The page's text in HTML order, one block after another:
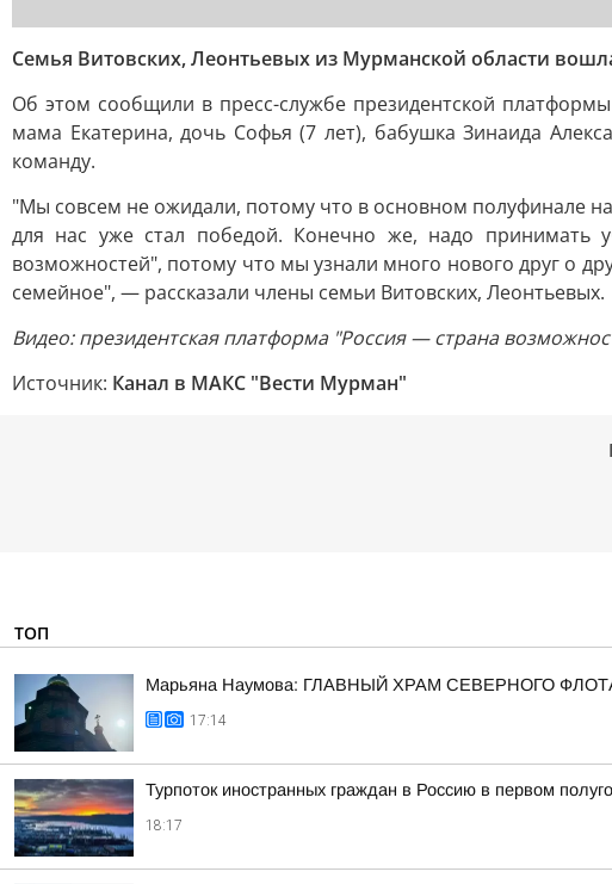
Семья Витовских, Леонтьевых из Мурманской области
Об этом сообщили в пресс-службе президентской
мама Екатерина, дочь Софья (7 лет), бабушка Зинаида
команду.
"Мы совсем не ожидали, потому что в основном полуфинале
для нас уже стал победой. Конечно же, надо принимать
возможностей", потому что мы узнали много нового друг о
семейное", — рассказали члены семьи Витовских, Леонтьевых.
Видео: президентская платформа "Россия — страна
Источник: Канал в МАКС "Вести Мурман"
ТОП
Марьяна Наумова: ГЛАВНЫЙ ХРАМ СЕВЕРНОГО
17:14
Турпоток иностранных граждан в Россию в первом
18:17